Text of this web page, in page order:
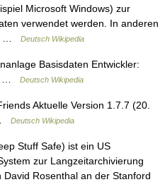
Microsoft Windows) zur
verwendet werden. In anderen
…
Deutsch Wikipedia
Basisdaten Entwickler:
…
Deutsch Wikipedia
Aktuelle Version 1.7.7 (20.
Deutsch Wikipedia
Stuff Safe) ist ein US
zur Langzeitarchivierung
Rosenthal an der Stanford